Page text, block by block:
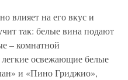
влияет на его вкус и
так: белые вина подают
– комнатной
освежающие белые
и «Пино Гриджио»,